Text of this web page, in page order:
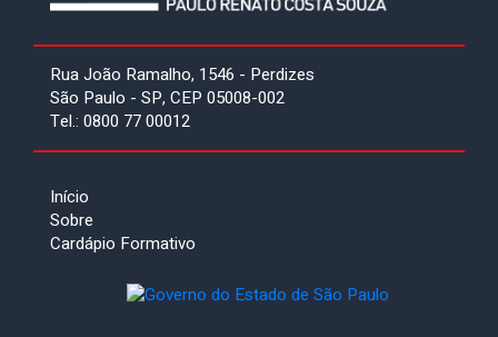
Rua João Ramalho, 1546 - Perdizes
São Paulo - SP, CEP 05008-002
Tel.: 0800 77 00012
Início
Sobre
Cardápio Formativo